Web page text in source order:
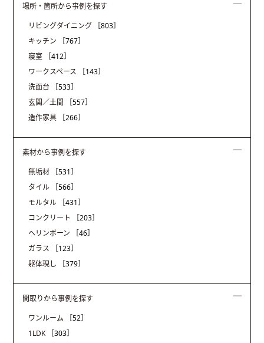
場所・箇所から事例を探す
リビングダイニング
［803］
キッチン
［767］
寝室
［412］
ワークスペース
［143］
洗面台
［533］
玄関／土間
［557］
造作家具
［266］
素材から事例を探す
無垢材
［531］
タイル
［566］
モルタル
［431］
コンクリート
［203］
ヘリンボーン
［46］
ガラス
［123］
躯体現し
［379］
間取りから事例を探す
ワンルーム
［52］
1LDK
［303］